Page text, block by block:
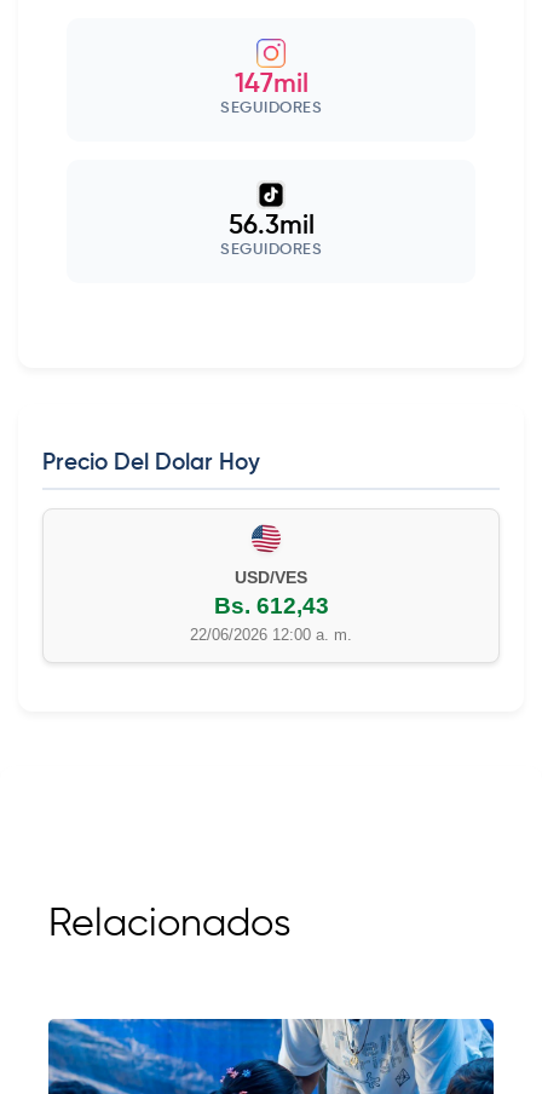
147mil
SEGUIDORES
56.3mil
SEGUIDORES
Precio Del Dolar Hoy
EUR/VES
Bs. 702,42
22/06/2026 12:00 a. m.
Relacionados